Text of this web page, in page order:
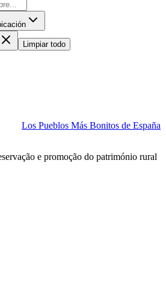
Limpiar todo
Los Pueblos Más Bonitos de España
e promoção do património rural